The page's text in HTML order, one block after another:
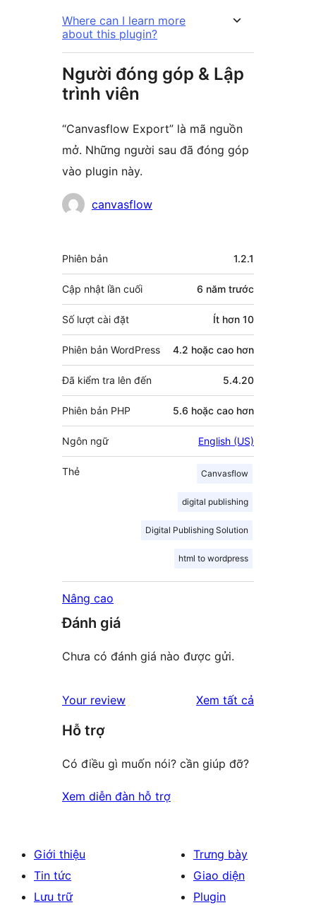
Where can I learn more
about this plugin?
Người đóng góp & Lập
trình viên
“Canvasflow Export” là mã nguồn
mở. Những người sau đã đóng góp
vào plugin này.
Những
góp
canvasflow
Meta
Phiên bản 1.2.1
Cập nhật lần cuối 6 năm trước
Số lượt cài đặt Ít hơn 10
Phiên bản WordPress 4.2 hoặc cao hơn
Đã kiểm tra lên đến 5.4.20
Phiên bản PHP 5.6 hoặc cao hơn
Ngôn ngữ English (US)
Thẻ Canvasflow
digital publishing
Digital Publishing Solution
html to wordpress
Nâng cao
Đánh giá
Chưa có đánh giá nào được gửi.
Your review Xem tất cả
Hỗ trợ
Có điều gì muốn nói? cần giúp đỡ?
Xem diễn đàn hỗ trợ
Giới thiệu
Tin tức
Lưu trữ
Trưng bày
Giao diện
Plugin